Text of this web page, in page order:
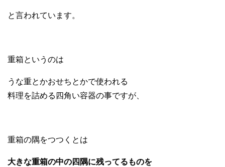
と言われています。
重箱というのは
うな重とかおせちとかで使われる
料理を詰める四角い容器の事ですが、
重箱の隅をつつくとは
大きな重箱の中の四隅に残ってるものを